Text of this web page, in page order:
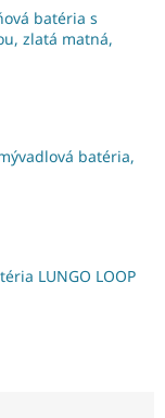
batéria s
zlatá matná,
batéria,
LUNGO LOOP